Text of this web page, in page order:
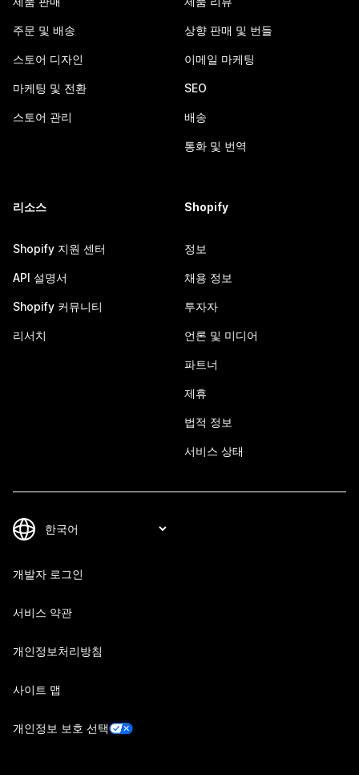
주문 및 배송
스토어 디자인
마케팅 및 전환
스토어 관리
상향 판매 및 번들
이메일 마케팅
SEO
배송
통화 및 번역
리소스
Shopify 지원 센터
API 설명서
Shopify 커뮤니티
리서치
Shopify
정보
채용 정보
투자자
언론 및 미디어
파트너
제휴
법적 정보
서비스 상태
개발자 로그인
서비스 약관
개인정보처리방침
사이트 맵
개인정보 보호 선택